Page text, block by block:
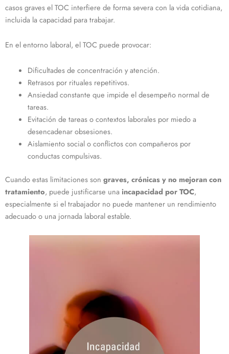
casos graves el TOC interfiere de forma severa con la vida cotidiana,
incluida la capacidad para trabajar.
En el entorno laboral, el TOC puede provocar:
Dificultades de concentración y atención.
Retrasos por rituales repetitivos.
Ansiedad constante que impide el desempeño normal de
tareas.
Evitación de tareas o contextos laborales por miedo a
desencadenar obsesiones.
Aislamiento social o conflictos con compañeros por
conductas compulsivas.
Cuando estas limitaciones son graves, crónicas y no mejoran con
tratamiento, puede justificarse una incapacidad por TOC,
especialmente si el trabajador no puede mantener un rendimiento
adecuado o una jornada laboral estable.